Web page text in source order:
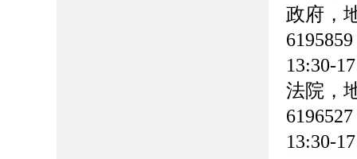
政府，
13:30-
法院，
13:30-